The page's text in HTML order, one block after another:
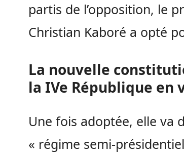
partis de l’opposition, le
Christian Kaboré a opté
La nouvelle
la IVe République en
Une fois adoptée, elle va
« régime semi-